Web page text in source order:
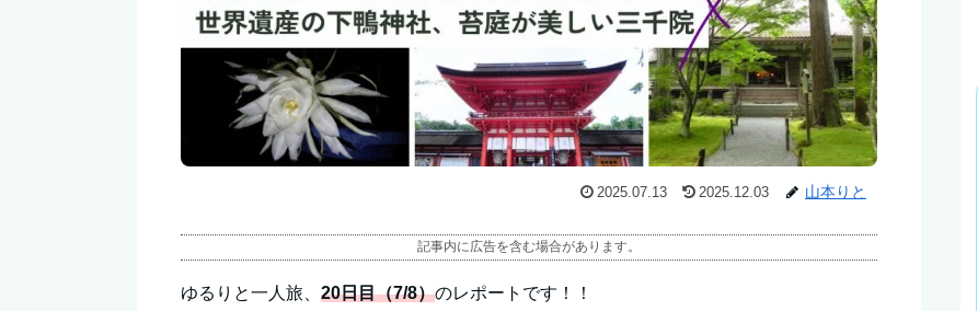
2025.07.13 2025.12.03 山本りと
記事内に広告を含む場合があります。
ゆるりと一人旅、 20日目（7/8）のレポートです！！